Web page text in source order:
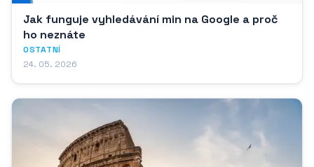
Jak funguje vyhledávání min na Google a proč
ho neznáte
OSTATNÍ
24. 05. 2026